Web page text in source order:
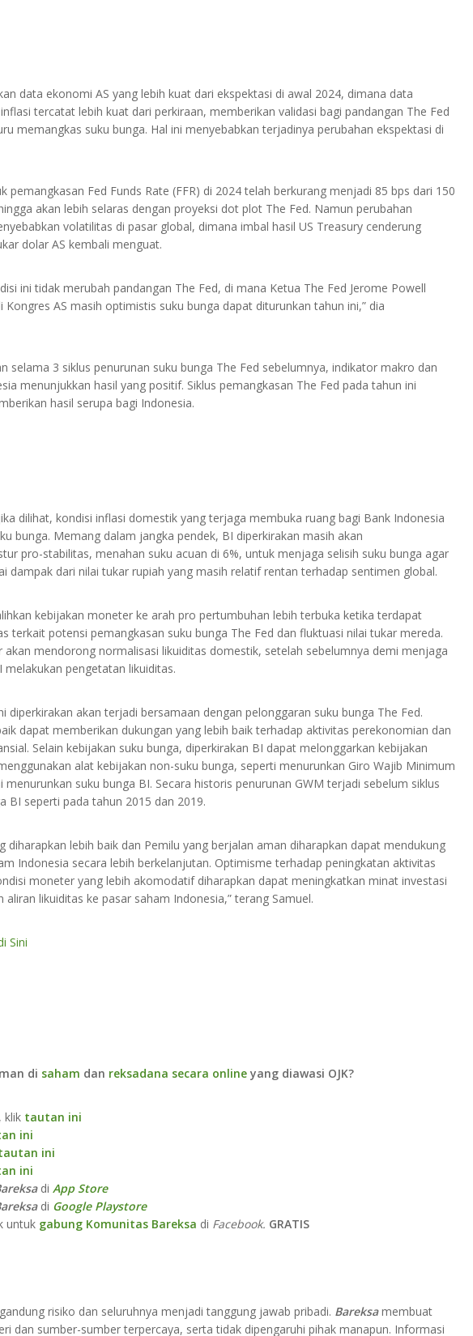
data ekonomi AS yang lebih kuat dari ekspektasi di awal 2024, dimana data
tercatat lebih kuat dari perkiraan, memberikan validasi bagi pandangan The Fed
memangkas suku bunga. Hal ini menyebabkan terjadinya perubahan ekspektasi di
pemangkasan Fed Funds Rate (FFR) di 2024 telah berkurang menjadi 85 bps dari 150
akan lebih selaras dengan proyeksi dot plot The Fed. Namun perubahan
volatilitas di pasar global, dimana imbal hasil US Treasury cenderung
dolar AS kembali menguat.
ini tidak merubah pandangan The Fed, di mana Ketua The Fed Jerome Powell
AS masih optimistis suku bunga dapat diturunkan tahun ini,” dia
selama 3 siklus penurunan suku bunga The Fed sebelumnya, indikator makro dan
menunjukkan hasil yang positif. Siklus pemangkasan The Fed pada tahun ini
hasil serupa bagi Indonesia.
dilihat, kondisi inflasi domestik yang terjaga membuka ruang bagi Bank Indonesia
bunga. Memang dalam jangka pendek, BI diperkirakan masih akan
pro-stabilitas, menahan suku acuan di 6%, untuk menjaga selisih suku bunga agar
dampak dari nilai tukar rupiah yang masih relatif rentan terhadap sentimen global.
kebijakan moneter ke arah pro pertumbuhan lebih terbuka ketika terdapat
terkait potensi pemangkasan suku bunga The Fed dan fluktuasi nilai tukar mereda.
akan mendorong normalisasi likuiditas domestik, setelah sebelumnya demi menjaga
melakukan pengetatan likuiditas.
diperkirakan akan terjadi bersamaan dengan pelonggaran suku bunga The Fed.
dapat memberikan dukungan yang lebih baik terhadap aktivitas perekonomian dan
Selain kebijakan suku bunga, diperkirakan BI dapat melonggarkan kebijakan
alat kebijakan non-suku bunga, seperti menurunkan Giro Wajib Minimum
menurunkan suku bunga BI. Secara historis penurunan GWM terjadi sebelum siklus
BI seperti pada tahun 2015 dan 2019.
diharapkan lebih baik dan Pemilu yang berjalan aman diharapkan dapat mendukung
Indonesia secara lebih berkelanjutan. Optimisme terhadap peningkatan aktivitas
moneter yang lebih akomodatif diharapkan dapat meningkatkan minat investasi
likuiditas ke pasar saham Indonesia,” terang Samuel.
Sini
di saham dan reksadana secara online yang diawasi OJK?
klik tautan ini
ini
ini
ini
di App Store​
di Google Playstore
untuk gabung Komunitas Bareksa di Facebook. GRATIS
risiko dan seluruhnya menjadi tanggung jawab pribadi. Bareksamembuat
dan sumber-sumber terpercaya, serta tidak dipengaruhi pihak manapun. Informasi